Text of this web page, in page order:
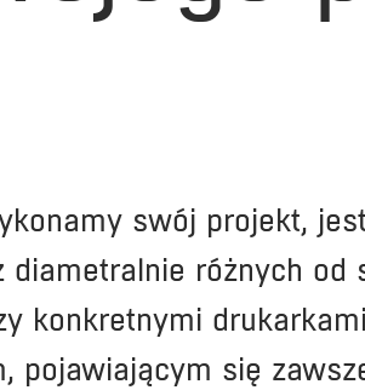
swój projekt,
różnych
konkretnymi
pojawiającym się